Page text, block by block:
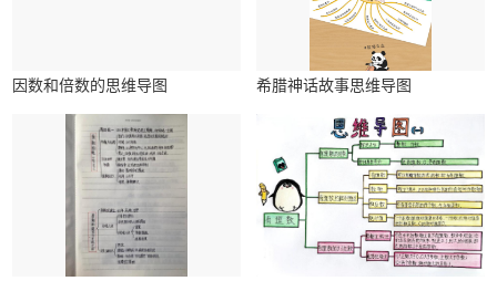
因数和倍数的思维导图 希腊神话故事思维导图